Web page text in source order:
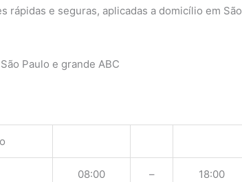
rápidas e seguras, aplicadas a domicílio em São
Paulo e grande ABC
08:00 – 18:00